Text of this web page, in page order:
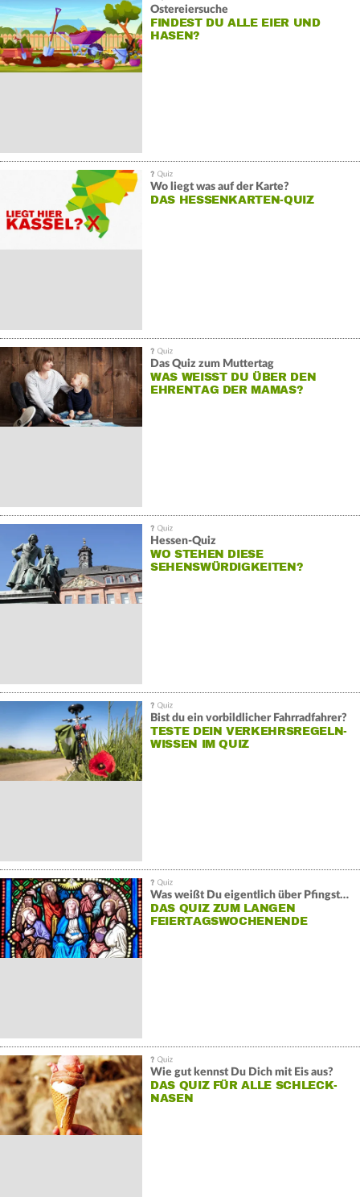
Ostereiersuche
FINDEST DU ALLE EIER UND
HASEN?
Wo liegt was auf der Karte?
DAS HESSENKARTEN-QUIZ
Das Quiz zum Muttertag
WAS WEISST DU ÜBER DEN E
HRENTAG DER MAMAS?
Hessen-Quiz
WO STEHEN DIESE
SEHENSWÜRDIGKEITEN?
Bist du ein vorbildlicher Fahrradfahrer?
TESTE DEIN VERKEHRSREGELN-
WISSEN IM QUIZ
Was weißt Du eigentlich über Pfingsten?
DAS QUIZ ZUM LANGEN
FEIERTAGSWOCHENENDE
Wie gut kennst Du Dich mit Eis aus?
DAS QUIZ FÜR ALLE SCHLECK-
NASEN